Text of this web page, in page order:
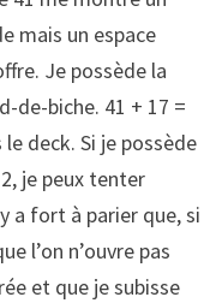
mais un espace
Je possède la
de-biche. 41 + 17 =
deck. Si je possède
je peux tenter
a fort à parier que, si
l’on n’ouvre pas
et que je subisse